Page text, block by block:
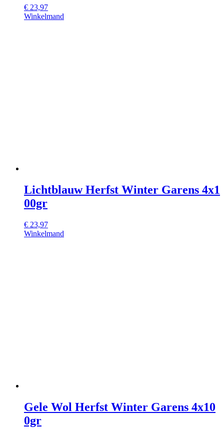
€ 23,97
Winkelmand
Lichtblauw Herfst Winter Garens 4x1
00gr
€ 23,97
Winkelmand
Gele Wol Herfst Winter Garens 4x10
0gr